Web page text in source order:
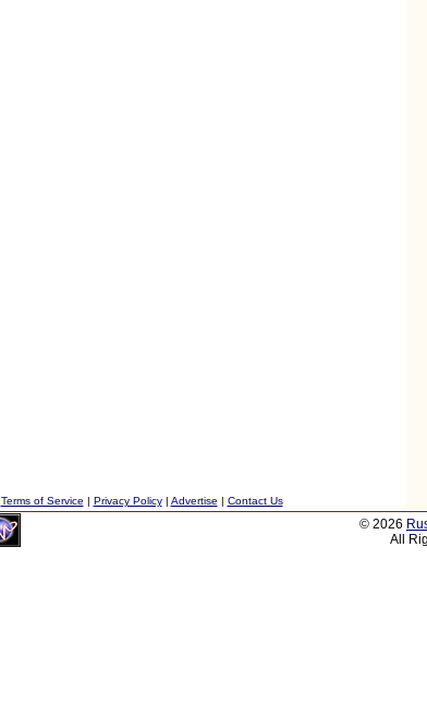
Terms of Service | Privacy Policy| Advertise | Contact Us
© 2026
All